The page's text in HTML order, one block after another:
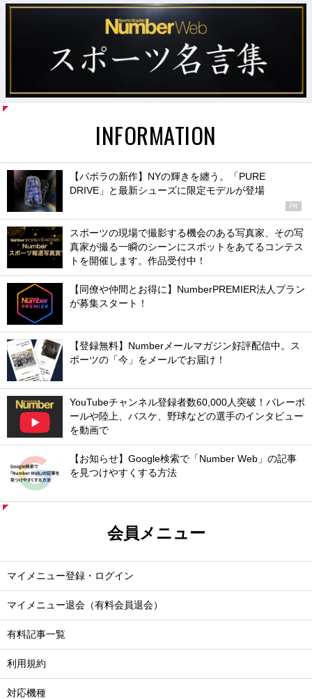
INFORMATION
【バボラの新作】NYの輝きを纏う。「PURE
DRIVE」と最新シューズに限定モデルが登場
PR
スポーツの現場で撮影する機会のある写真家、その写
真家が撮る一瞬のシーンにスポットをあてるコンテス
トを開催します。作品受付中！
【同僚や仲間とお得に】NumberPREMIER法人プラン
が募集スタート！
【登録無料】Numberメールマガジン好評配信中。ス
ポーツの「今」をメールでお届け！
YouTubeチャンネル登録者数60,000人突破！バレーボ
ールや陸上、バスケ、野球などの選手のインタビュー
を動画で
【お知らせ】Google検索で「Number Web」の記事
を見つけやすくする方法
会員メニュー
マイメニュー登録・ログイン
マイメニュー退会（有料会員退会）
有料記事一覧
利用規約
対応機種